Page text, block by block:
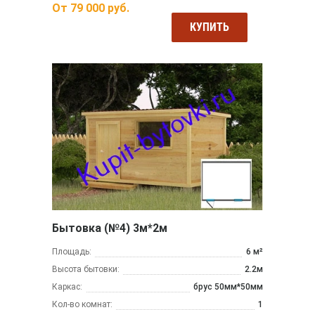
От 79 000 руб.
КУПИТЬ
Бытовка (№4) 3м*2м
Площадь:
6 м²
Высота бытовки:
2.2м
Каркас:
брус 50мм*50мм
Кол-во комнат:
1